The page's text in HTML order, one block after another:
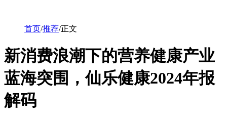
首页/推荐/正文
新消费浪潮下的营养健康产业
蓝海突围，仙乐健康2024年报
解码